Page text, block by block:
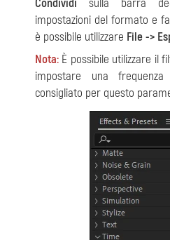
Condividi sulla barra
impostazioni del formato e
è possibile utilizzare File ->
Nota: È possibile utilizzare il
impostare una
consigliato per questo